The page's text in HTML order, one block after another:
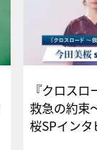
『クロス
救急の約束
桜SPイ